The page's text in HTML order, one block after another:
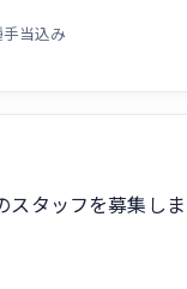
当込み
タッフを募集し